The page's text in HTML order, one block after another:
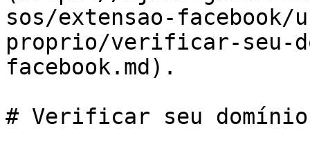
sos/extensao-facebook/
proprio/verificar-seu-
facebook.md).
# Verificar seu